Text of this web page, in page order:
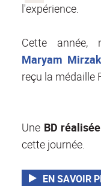
l'expérience.
Cette année,
Maryam
reçu la médaille
Une BD
cette journée.
EN SAVOIR